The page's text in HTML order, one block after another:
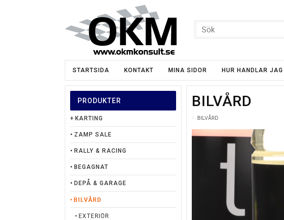
STARTSIDA KONTAKT MINA SIDOR HUR HANDLAR JAG
BILVÅRD
BILVÅRD
PRODUKTER
KARTING
ZAMP SALE
RALLY & RACING
BEGAGNAT
DEPÅ & GARAGE
BILVÅRD
EXTERIÖR